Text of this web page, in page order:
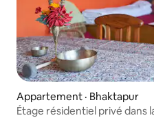
Appartement · Bhaktapur
Étage résidentiel privé dans